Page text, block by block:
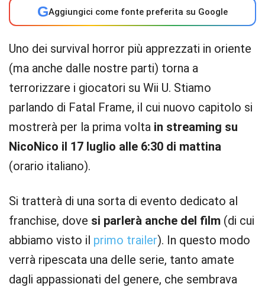
GAggiungici come fonte preferita su Google
Uno dei survival horror più apprezzati in oriente
(ma anche dalle nostre parti) torna a
terrorizzare i giocatori su Wii U. Stiamo
parlando di Fatal Frame, il cui nuovo capitolo si
mostrerà per la prima volta in streaming su
NicoNico il 17 luglio alle 6:30 di mattina
(orario italiano).
Si tratterà di una sorta di evento dedicato al
franchise, dove si parlerà anche del film (di cui
abbiamo visto il primo trailer). In questo modo
verrà ripescata una delle serie, tanto amate
dagli appassionati del genere, che sembrava